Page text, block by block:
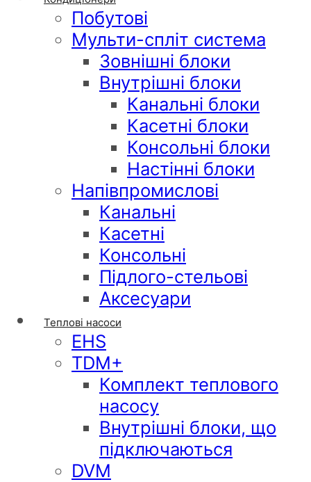
Побутові
Мульти-спліт система
Зовнішні блоки
Внутрішні блоки
Канальні блоки
Касетні блоки
Консольні блоки
Настінні блоки
Напівпромислові
Канальні
Касетні
Консольні
Підлого-стельові
Аксесуари
Теплові насоси
EHS
TDM+
Комплект теплового
насосу
Внутрішні блоки, що
підключаються
DVM